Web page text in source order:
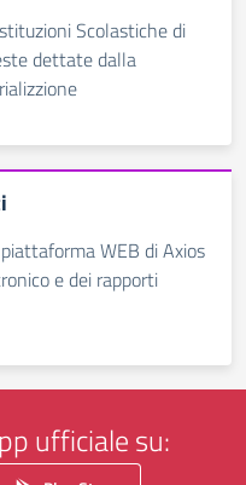
Scolastiche di
dettate dalla
WEB di Axios
e dei rapporti
ufficiale su: